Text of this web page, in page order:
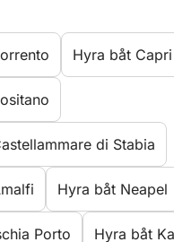
Hyra båt Capri
di Stabia
Hyra båt Neapel
Porto Hyra båt